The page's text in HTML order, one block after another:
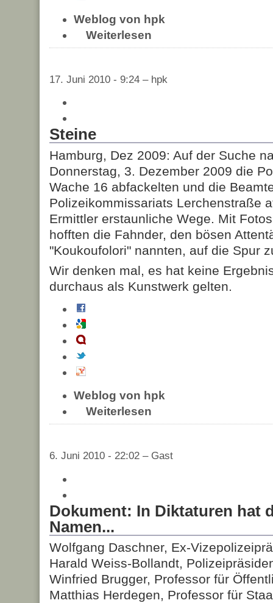
Weblog von hpk
Weiterlesen
17. Juni 2010 - 9:24 – hpk
Steine
Hamburg, Dez 2009: Auf der Suche
Donnerstag, 3. Dezember 2009 die
Wache 16 abfackelten und die
Polizeikommissariats Lerchenstraße
Ermittler erstaunliche Wege. Mit
hofften die Fahnder, den bösen
"Koukoufolori" nannten, auf die Spur
Wir denken mal, es hat keine
durchaus als Kunstwerk gelten.
Weblog von hpk
Weiterlesen
6. Juni 2010 - 22:02 – Gast
Dokument: In Diktaturen hat
Namen...
Wolfgang Daschner, Ex-
Harald Weiss-Bollandt,
Winfried Brugger, Professor für
Matthias Herdegen, Professor für